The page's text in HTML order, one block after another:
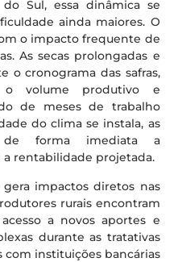
Sul, essa dinâmica se
ainda maiores. O
o impacto frequente de
As secas prolongadas e
o cronograma das safras,
o volume produtivo e
de meses de trabalho
do clima se instala, as
de forma imediata a
rentabilidade projetada.
impactos diretos nas
rurais encontram
a novos aportes e
durante as tratativas
instituições bancárias